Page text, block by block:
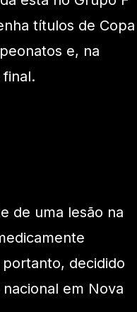
títulos de Copa
e, na
de uma lesão na
decidido
em Nova